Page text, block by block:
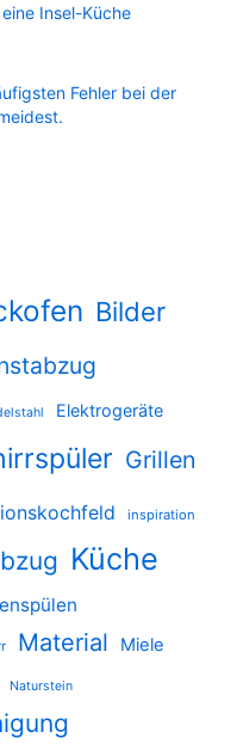
Insel-Küche
Fehler bei der
Bilder
Elektrogeräte
Grillen
inspiration
Küche
Material Miele
Naturstein